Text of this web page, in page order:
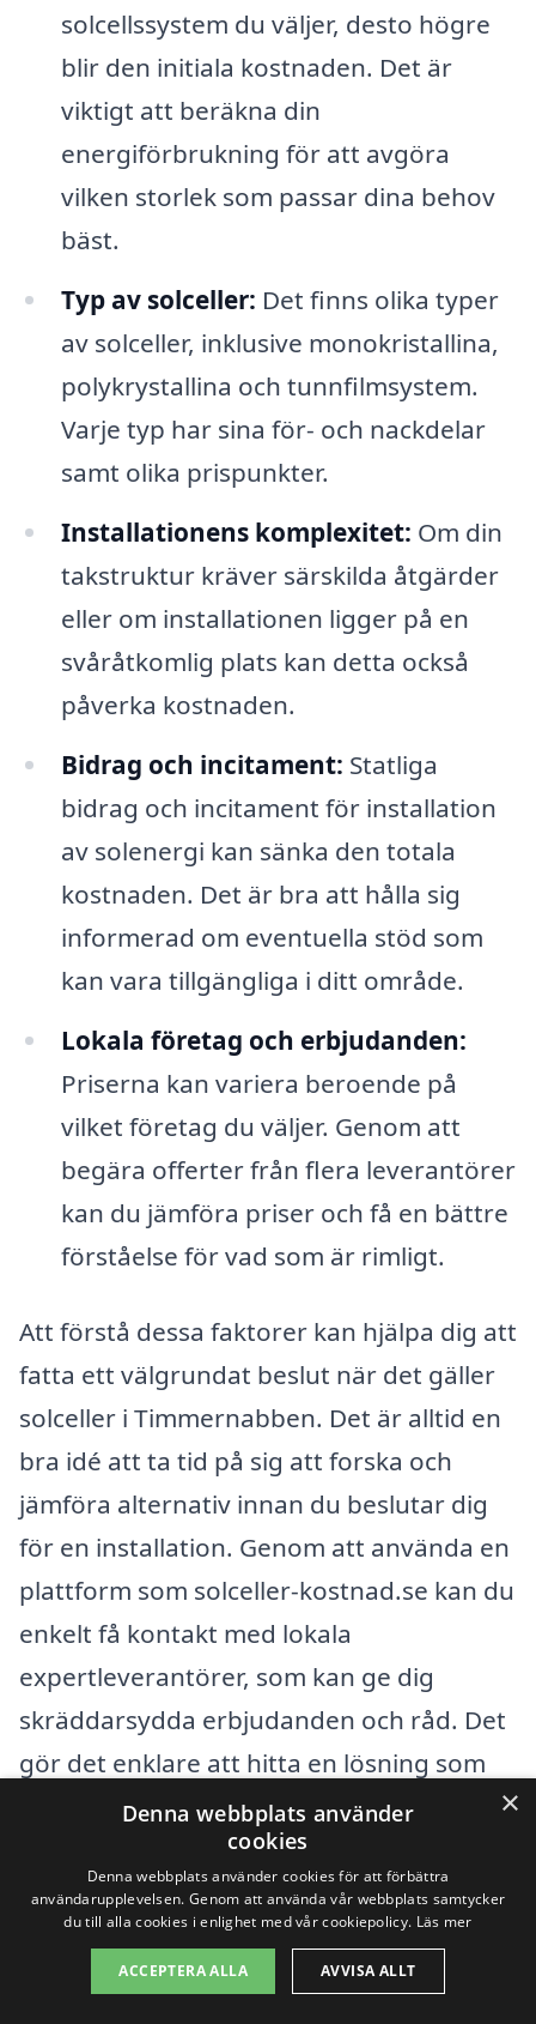
solcellssystem du väljer, desto högre
blir den initiala kostnaden. Det är
viktigt att beräkna din
energiförbrukning för att avgöra
vilken storlek som passar dina behov
bäst.
Typ av solceller: Det finns olika typer
av solceller, inklusive monokristallina,
polykrystallina och tunnfilmsystem.
Varje typ har sina för- och nackdelar
samt olika prispunkter.
Installationens komplexitet: Om din
takstruktur kräver särskilda åtgärder
eller om installationen ligger på en
svåråtkomlig plats kan detta också
påverka kostnaden.
Bidrag och incitament: Statliga
bidrag och incitament för installation
av solenergi kan sänka den totala
kostnaden. Det är bra att hålla sig
informerad om eventuella stöd som
kan vara tillgängliga i ditt område.
Lokala företag och erbjudanden:
Priserna kan variera beroende på
vilket företag du väljer. Genom att
begära offerter från flera leverantörer
kan du jämföra priser och få en bättre
förståelse för vad som är rimligt.
Att förstå dessa faktorer kan hjälpa dig att
fatta ett välgrundat beslut när det gäller
solceller i Timmernabben. Det är alltid en
bra idé att ta tid på sig att forska och
jämföra alternativ innan du beslutar dig
för en installation. Genom att använda en
plattform som solceller-kostnad.se kan du
enkelt få kontakt med lokala
expertleverantörer, som kan ge dig
skräddarsydda erbjudanden och råd. Det
gör det enklare att hitta en lösning som
passar ditt hem och din budget.
Få 3 erbjudanden, gratis och utan
förpliktelser
×
Denna webbplats använder
cookies
Denna webbplats använder cookies för att förbättra
användarupplevelsen. Genom att använda vår webbplats samtycker
du till alla cookies i enlighet med vår cookiepolicy. Läs mer
ACCEPTERA ALLA AVVISA ALLT